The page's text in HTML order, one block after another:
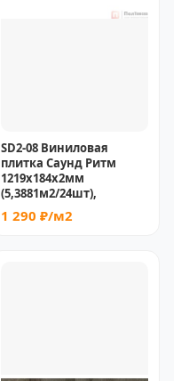
SD2-08 Виниловая
плитка Саунд Ритм
1219х184х2мм
(5,3881м2/24шт),
1 290 ₽/м2